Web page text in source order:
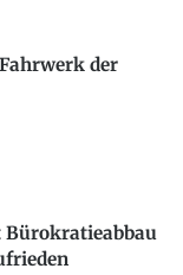
der
Bürokratieabbau